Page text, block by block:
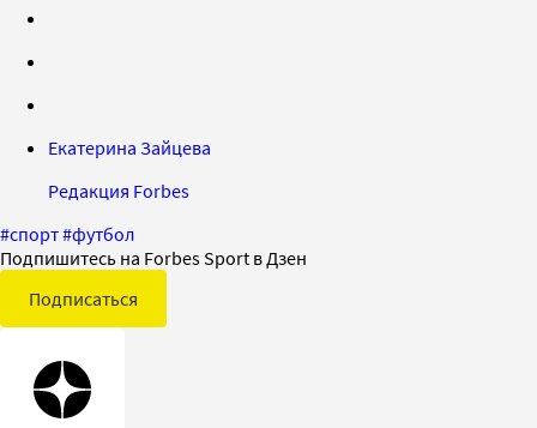
Екатерина Зайцева
Редакция Forbes
#спорт#футбол
Подпишитесь на Forbes Sport в Дзен
Подписаться